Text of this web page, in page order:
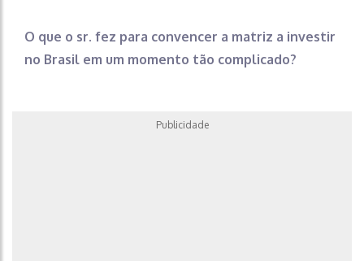
O que o sr. fez para convencer a matriz a investir
no Brasil em um momento tão complicado?
Publicidade